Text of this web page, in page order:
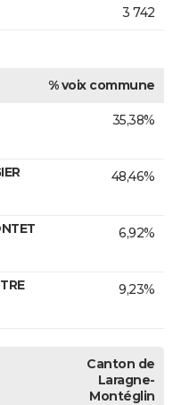
3 742
% voix commune
35,38%
48,46%
6,92%
9,23%
Canton de
Laragne-
Montéglin